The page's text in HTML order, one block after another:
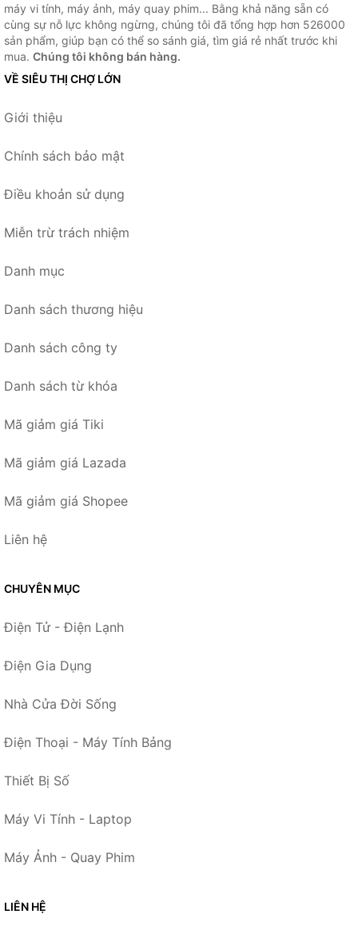
máy vi tính, máy ảnh, máy quay phim... Bằng khả năng sẵn có
cùng sự nỗ lực không ngừng, chúng tôi đã tổng hợp hơn 526000
sản phẩm, giúp bạn có thể so sánh giá, tìm giá rẻ nhất trước khi
mua. Chúng tôi không bán hàng.
VỀ SIÊU THỊ CHỢ LỚN
Giới thiệu
Chính sách bảo mật
Điều khoản sử dụng
Miễn trừ trách nhiệm
Danh mục
Danh sách thương hiệu
Danh sách công ty
Danh sách từ khóa
Mã giảm giá Tiki
Mã giảm giá Lazada
Mã giảm giá Shopee
Liên hệ
CHUYÊN MỤC
Điện Tử - Điện Lạnh
Điện Gia Dụng
Nhà Cửa Đời Sống
Điện Thoại - Máy Tính Bảng
Thiết Bị Số
Máy Vi Tính - Laptop
Máy Ảnh - Quay Phim
LIÊN HỆ